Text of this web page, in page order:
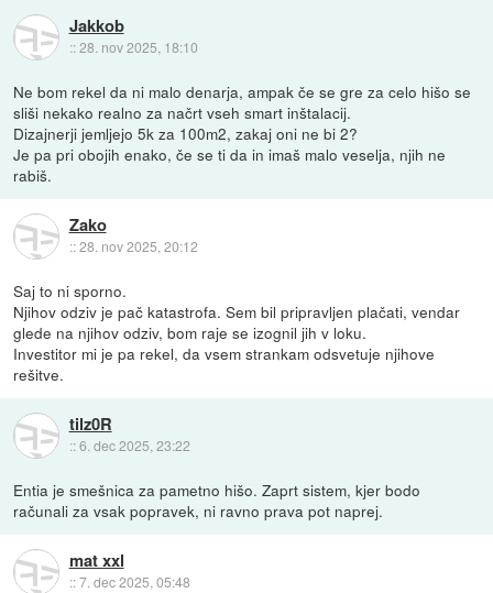
Jakkob
::28. nov 2025, 18:10
Ne bom rekel da ni malo denarja, ampak če se gre za celo hišo se
sliši nekako realno za načrt vseh smart inštalacij.
Dizajnerji jemljejo 5k za 100m2, zakaj oni ne bi 2?
Je pa pri obojih enako, če se ti da in imaš malo veselja, njih ne
rabiš.
Zako
::28. nov 2025, 20:12
Saj to ni sporno.
Njihov odziv je pač katastrofa. Sem bil pripravljen plačati, vendar
glede na njihov odziv, bom raje se izognil jih v loku.
Investitor mi je pa rekel, da vsem strankam odsvetuje njihove
rešitve.
tilz0R
::6. dec 2025, 23:22
Entia je smešnica za pametno hišo. Zaprt sistem, kjer bodo
računali za vsak popravek, ni ravno prava pot naprej.
mat xxl
::7. dec 2025, 05:48